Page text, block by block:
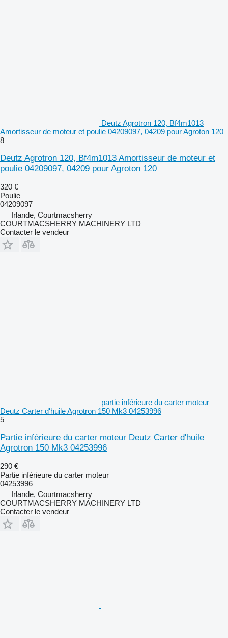
Deutz Agrotron 120, Bf4m1013
Amortisseur de moteur et poulie 04209097, 04209 pour Agroton 120
8
Deutz Agrotron 120, Bf4m1013 Amortisseur de moteur et
poulie 04209097, 04209 pour Agroton 120
320 €
Poulie
04209097
Irlande, Courtmacsherry
COURTMACSHERRY MACHINERY LTD
Contacter le vendeur
partie inférieure du carter moteur
Deutz Carter d'huile Agrotron 150 Mk3 04253996
5
Partie inférieure du carter moteur Deutz Carter d'huile
Agrotron 150 Mk3 04253996
290 €
Partie inférieure du carter moteur
04253996
Irlande, Courtmacsherry
COURTMACSHERRY MACHINERY LTD
Contacter le vendeur